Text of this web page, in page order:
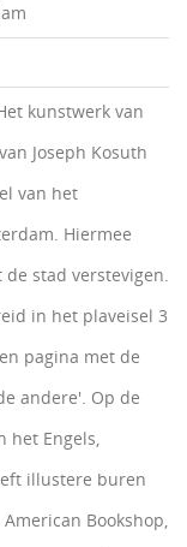
kunstwerk van
Joseph Kosuth
van het
Hiermee
stad verstevigen.
in het plaveisel 3
pagina met de
andere'. Op de
Engels,
illustere buren
Bookshop,